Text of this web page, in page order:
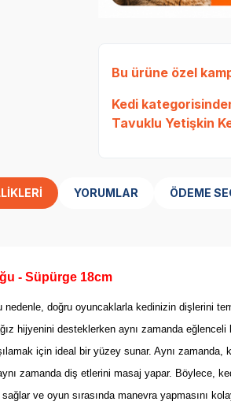
Bu ürüne özel
Kedi
Tavuklu Yetişkin
YORUMLAR ÖDEME
- Süpürge 18cm
doğru oyuncaklarla kedinizin dişlerini
hijyenini desteklerken aynı zamanda
için ideal bir yüzey sunar. Aynı
zamanda diş etlerini masaj yapar. Böylece,
ve oyun sırasında manevra yapmasını